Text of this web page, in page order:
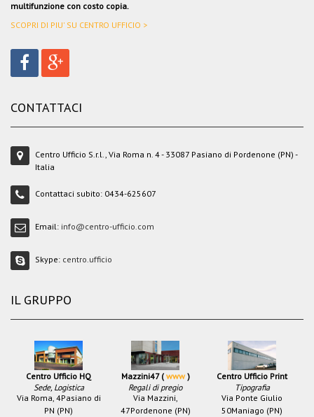
multifunzione con costo copia.
SCOPRI DI PIU' SU CENTRO UFFICIO >
CONTATTACI
Centro Ufficio S.r.l., Via Roma n. 4 - 33087 Pasiano di Pordenone (PN) -
Italia
Contattaci subito: 0434-625607
Email: info@centro-ufficio.com
Skype: centro.ufficio
IL GRUPPO
Centro Ufficio HQ
Sede, Logistica
Via Roma, 4Pasiano di
PN (PN)
Mazzini47 (www)
Regali di pregio
Via Mazzini,
47Pordenone (PN)
Centro Ufficio Print
Tipografia
Via Ponte Giulio
50Maniago (PN)